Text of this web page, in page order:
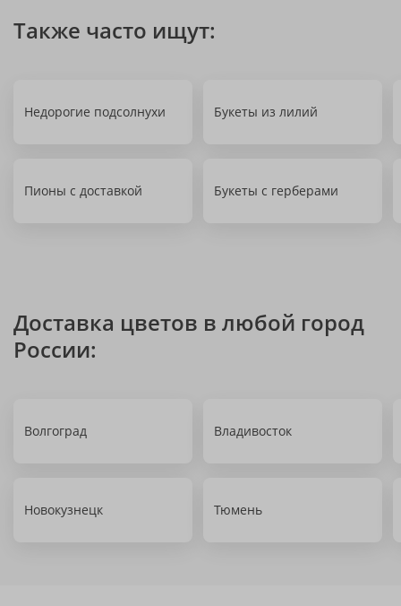
Также часто ищут:
Недорогие подсолнухи Букеты из лилий
Пионы с доставкой Букеты с герберами
Доставка цветов в любой город
России:
Волгоград Владивосток
Новокузнецк Тюмень